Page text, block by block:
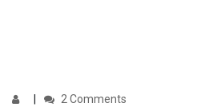
2 Comments